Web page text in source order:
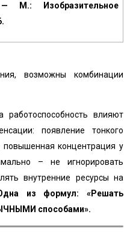
М.: Изобразительное
возможны комбинации
влияют
появление тонкого
повышенная концентрация у
– не игнорировать
внутренние ресурсы на
из формул: «Решать
способами».